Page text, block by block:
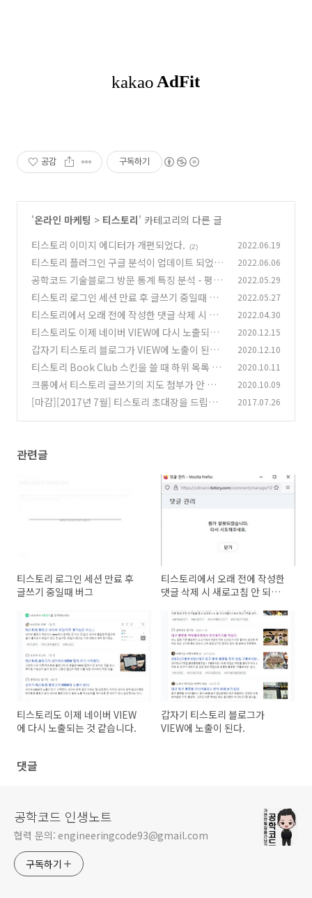
공감 구독하기
'온라인 마케팅 > 티스토리' 카테고리의 다른 글
티스토리 이미지 에디터가 개편되었다.
(2) 2022.06.19
티스토리 플러그인 구글 분석이 업데이트 되었네
요. (0)
2022.06.06
공학코드 기술블로그 방문 통계 특징 분석 - 평일
과 주말의 극명한 차이
(0)
2022.05.29
티스토리 로그인 세션 만료 후 글쓰기 중일때 버
그
(0)
2022.05.27
티스토리에서 오래 전에 작성한 댓글 삭제 시 새
로고침 안 되는 현상 발생 (0)
2022.04.30
티스토리도 이제 네이버 VIEW에 다시 노출되는
것 같습니다. (2)
2020.12.15
갑자기 티스토리 블로그가 VIEW에 노출이 된다.
(4)
2020.12.10
티스토리 Book Club 스킨을 쓸 때 하위 목록 들
여쓰기 적용
(12)
2020.10.11
크롬에서 티스토리 글쓰기의 지도 첨부가 안 되는
문제 (6)
2020.10.09
[마감][2017년 7월] 티스토리 초대장을 드립니
2017.07.26
관련글
티스토리 로그인 세션 만료 후
글쓰기 중일때 버그
티스토리에서 오래 전에 작성한
댓글 삭제 시 새로고침 안 되는
티스토리도 이제 네이버 VIEW
에 다시 노출되는 것 같습니다.
갑자기 티스토리 블로그가
VIEW에 노출이 된다.
댓글
공학코드 인생노트
협력 문의: engineeringcode93@gmail.com
구독하기